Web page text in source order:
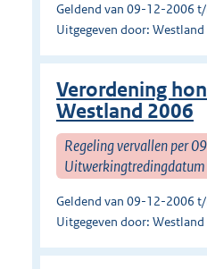
Geldend van 09-12-2006
Uitgegeven door: Westland
Verordening
Westland 2006
Regeling vervallen per
Geldend van 09-12-2006
Uitgegeven door: Westland